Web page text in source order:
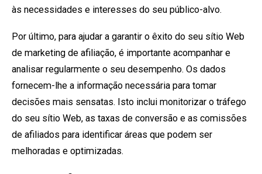
às necessidades e interesses do seu público-alvo.
Por último, para ajudar a garantir o êxito do seu sítio Web
de marketing de afiliação, é importante acompanhar e
analisar regularmente o seu desempenho. Os dados
fornecem-lhe a informação necessária para tomar
decisões mais sensatas. Isto inclui monitorizar o tráfego
do seu sítio Web, as taxas de conversão e as comissões
de afiliados para identificar áreas que podem ser
melhoradas e optimizadas.